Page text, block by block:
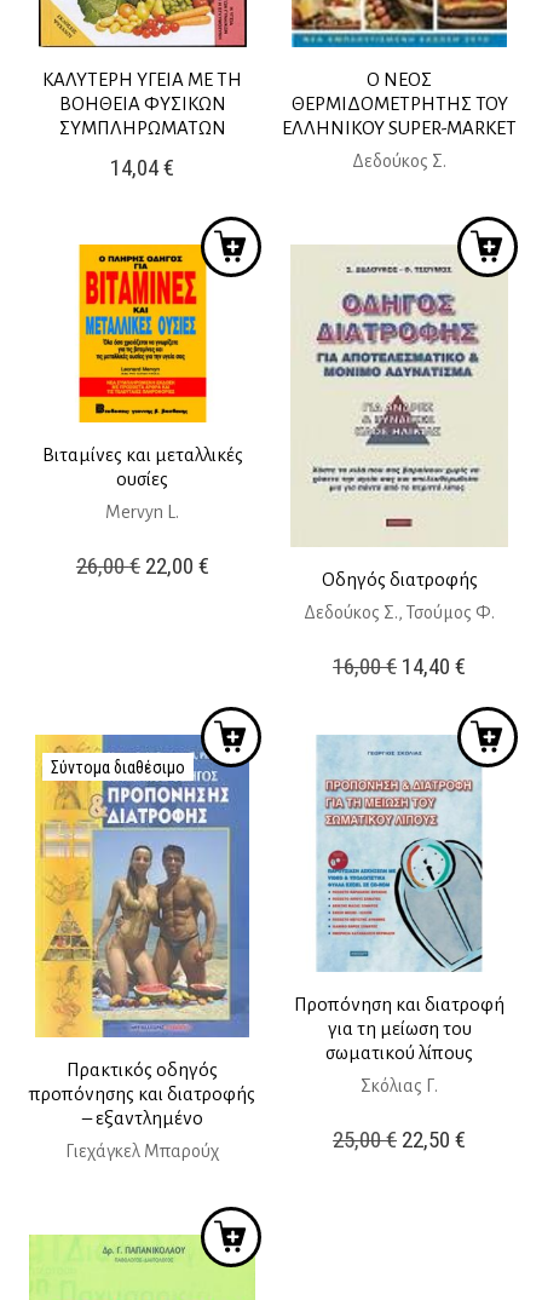
ΚΑΛΥΤΕΡΗ ΥΓΕΙΑ ΜΕ ΤΗ
ΒΟΗΘΕΙΑ ΦΥΣΙΚΩΝ
ΣΥΜΠΛΗΡΩΜΑΤΩΝ
14,04€
Ο ΝΕΟΣ
ΘΕΡΜΙΔΟΜΕΤΡΗΤΗΣ ΤΟΥ
ΕΛΛΗΝΙΚΟΥ SUPER-MARKET
Δεδούκος Σ.
Βιταμίνες και μεταλλικές
ουσίες
Mervyn L.
26,00€ Original
22,00 €Η
22,00 €.
Οδηγός διατροφής
Δεδούκος Σ., Τσούμος Φ.
16,00€ Original
was:
16,00 €.
14,40€
τιμή
είναι:
14,40 €.
Σύντομα διαθέσιμο
Πρακτικός οδηγός
προπόνησης και διατροφής
– εξαντλημένο
Γιεχάγκελ Μπαρούχ
Προπόνηση και διατροφή
για τη μείωση του
σωματικού λίπους
Σκόλιας Γ.
25,00€ Original
22,50€